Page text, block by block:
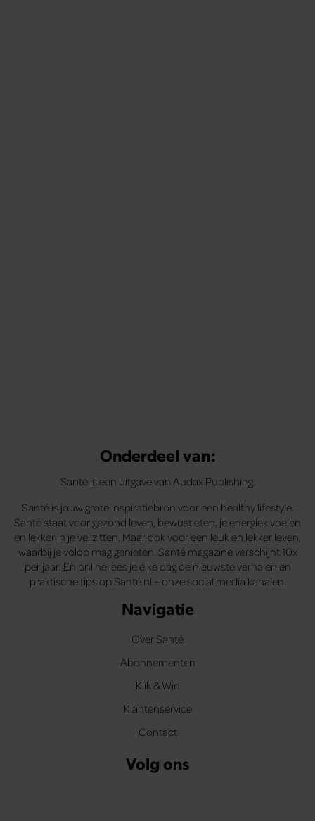
Onderdeel van:
Santé is een uitgave van Audax Publishing.
Santé is jouw grote inspiratiebron voor een healthy lifestyle.
Santé staat voor gezond leven, bewust eten, je energiek voelen
en lekker in je vel zitten. Maar ook voor een leuk en lekker leven,
waarbij je volop mag genieten. Santé magazine verschijnt 10x
per jaar. En online lees je elke dag de nieuwste verhalen en
praktische tips op Santé.nl + onze social media kanalen.
Navigatie
Over Santé
Abonnementen
Klik & Win
Klantenservice
Contact
Volg ons